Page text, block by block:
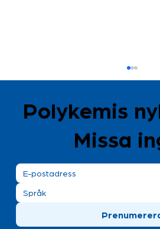
Polykemis
Missa